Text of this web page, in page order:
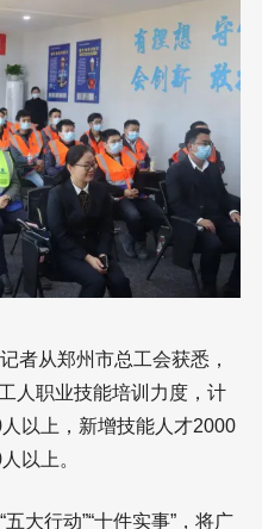
者从郑州市总工会获悉，
人职业技能培训力度，计
以上，新增技能人才2000
以上。
行动”“十件实事”，将广